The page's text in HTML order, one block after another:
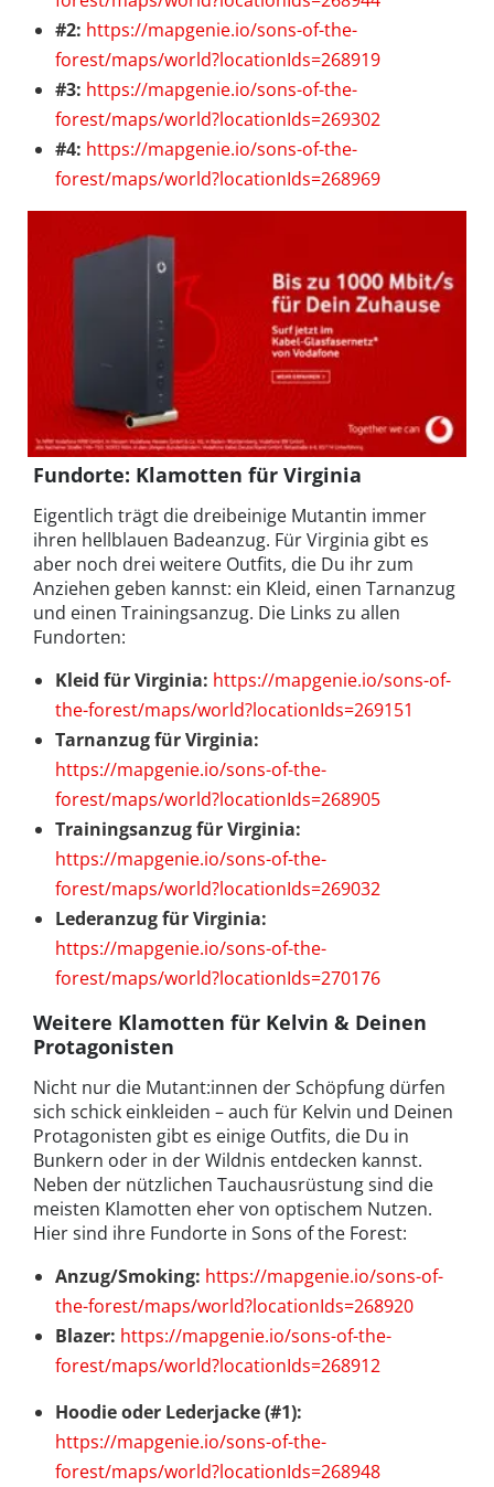
#2: https://mapgenie.io/sons-of-the-
forest/maps/world?locationIds=268919
#3: https://mapgenie.io/sons-of-the-
forest/maps/world?locationIds=269302
#4: https://mapgenie.io/sons-of-the-
forest/maps/world?locationIds=268969
Fundorte: Klamotten für Virginia
Eigentlich trägt die dreibeinige Mutantin immer
ihren hellblauen Badeanzug. Für Virginia gibt es
aber noch drei weitere Outfits, die Du ihr zum
Anziehen geben kannst: ein Kleid, einen Tarnanzug
und einen Trainingsanzug. Die Links zu allen
Fundorten:
Kleid für Virginia: https://mapgenie.io/sons-of-
the-forest/maps/world?locationIds=269151
Tarnanzug für Virginia:
https://mapgenie.io/sons-of-the-
forest/maps/world?locationIds=268905
Trainingsanzug für Virginia:
https://mapgenie.io/sons-of-the-
forest/maps/world?locationIds=269032
Lederanzug für Virginia:
https://mapgenie.io/sons-of-the-
forest/maps/world?locationIds=270176
Weitere Klamotten für Kelvin & Deinen
Protagonisten
Nicht nur die Mutant:innen der Schöpfung dürfen
sich schick einkleiden – auch für Kelvin und Deinen
Protagonisten gibt es einige Outfits, die Du in
Bunkern oder in der Wildnis entdecken kannst.
Neben der nützlichen Tauchausrüstung sind die
meisten Klamotten eher von optischem Nutzen.
Hier sind ihre Fundorte in Sons of the Forest:
Anzug/Smoking: https://mapgenie.io/sons-of-
the-forest/maps/world?locationIds=268920
Blazer: https://mapgenie.io/sons-of-the-
forest/maps/world?locationIds=268912
Hoodie oder Lederjacke (#1):
https://mapgenie.io/sons-of-the-
forest/maps/world?locationIds=268948